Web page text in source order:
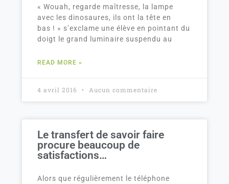
« Wouah, regarde maîtresse, la lampe
avec les dinosaures, ils ont la tête en
bas ! » s’exclame une élève en pointant du
doigt le grand luminaire suspendu au
READ MORE »
4 avril 2016 Aucun commentaire
Le transfert de savoir faire
procure beaucoup de
satisfactions…
Alors que régulièrement le téléphone